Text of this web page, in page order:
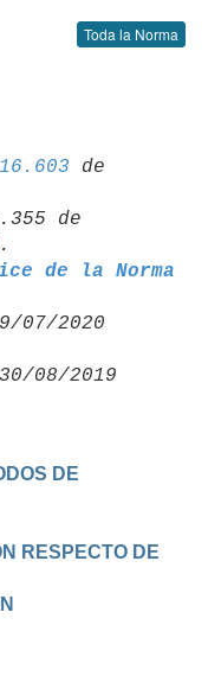
Toda la Norma
de
de
de la Norma
07/2020
DE
RESPECTO DE